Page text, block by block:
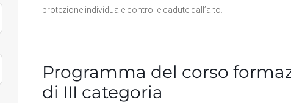
protezione individuale contro le cadute dall’alto.
Programma del corso
di III categoria